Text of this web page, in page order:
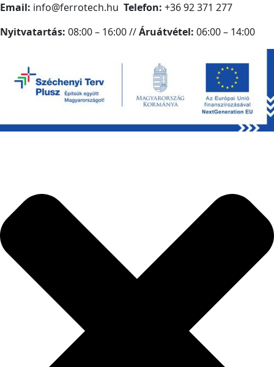
Email: info@ferrotech.hu Telefon: +36 92 371 277
Nyitvatartás: 08:00 – 16:00 //Áruátvétel: 06:00 – 14:00